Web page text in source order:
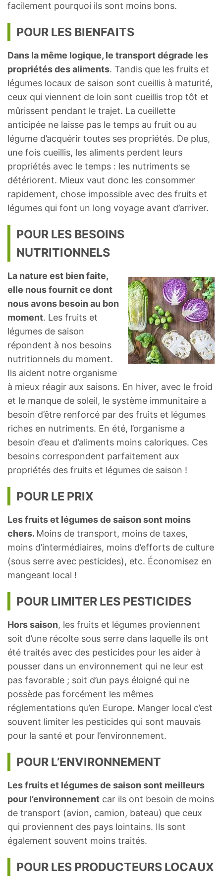
facilement pourquoi ils sont moins bons.
POUR LES BIENFAITS
Dans la même logique, le transport dégrade les
propriétés des aliments. Tandis que les fruits et
légumes locaux de saison sont cueillis à maturité,
ceux qui viennent de loin sont cueillis trop tôt et
mûrissent pendant le trajet. La cueillette
anticipée ne laisse pas le temps au fruit ou au
légume d’acquérir toutes ses propriétés. De plus,
une fois cueillis, les aliments perdent leurs
propriétés avec le temps : les nutriments se
détériorent. Mieux vaut donc les consommer
rapidement, chose impossible avec des fruits et
légumes qui font un long voyage avant d’arriver.
POUR LES BESOINS
NUTRITIONNELS
La nature est bien faite,
elle nous fournit ce dont
nous avons besoin au bon
moment. Les fruits et
légumes de saison
répondent à nos besoins
nutritionnels du moment.
Ils aident notre organisme
à mieux réagir aux saisons. En hiver, avec le froid
et le manque de soleil, le système immunitaire a
besoin d’être renforcé par des fruits et légumes
riches en nutriments. En été, l’organisme a
besoin d’eau et d’aliments moins caloriques. Ces
besoins correspondent parfaitement aux
propriétés des fruits et légumes de saison !
POUR LE PRIX
Les fruits et légumes de saison sont moins
chers. Moins de transport, moins de taxes,
moins d’intermédiaires, moins d’efforts de culture
(sous serre avec pesticides), etc. Économisez en
mangeant local !
POUR LIMITER LES PESTICIDES
Hors saison, les fruits et légumes proviennent
soit d’une récolte sous serre dans laquelle ils ont
été traités avec des pesticides pour les aider à
pousser dans un environnement qui ne leur est
pas favorable ; soit d’un pays éloigné qui ne
possède pas forcément les mêmes
réglementations qu’en Europe. Manger local c’est
souvent limiter les pesticides qui sont mauvais
pour la santé et pour l’environnement.
POUR L’ENVIRONNEMENT
Les fruits et légumes de saison sont meilleurs
pour l’environnement car ils ont besoin de moins
de transport (avion, camion, bateau) que ceux
qui proviennent des pays lointains. Ils sont
également souvent moins traités.
POUR LES PRODUCTEURS LOCAUX